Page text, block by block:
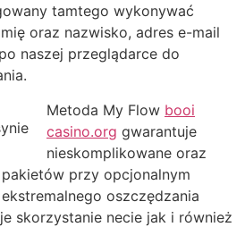
tamtego wykonywać
oraz nazwisko, adres e-mail
naszej przeglądarce do
Metoda My Flow booi
casino.org gwarantuje
nieskomplikowane oraz
przy opcjonalnym
oszczędzania
skorzystanie necie jak i również